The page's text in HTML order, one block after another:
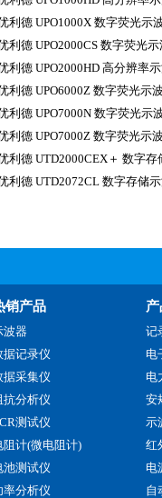
利德 UPO1000X 数字荧光示
利德 UPO2000CS 数字荧光
利德 UPO2000HD 高分辨率
利德 UPO6000Z 数字荧光示
利德 UPO7000N 数字荧光示
利德 UPO7000Z 数字荧光示
利德 UTD2000CEX＋ 数字存
利德 UTD2072CL 数字存储
销产品
波器
据记录仪
据采集仪
抗分析仪
测试仪
阻计(微电阻计)
池测试仪
率分析仪
记
电
电
安
示
红
电
自